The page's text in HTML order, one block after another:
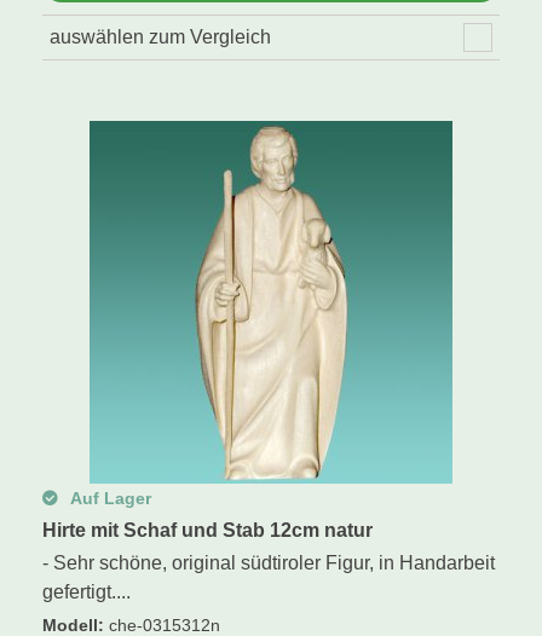
auswählen zum Vergleich
Auf Lager
Hirte mit Schaf und Stab 12cm natur
- Sehr schöne, original südtiroler Figur, in Handarbeit
gefertigt....
Modell: che-0315312n